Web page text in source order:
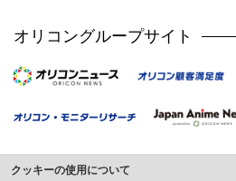
オリコングループサイト
クッキーの使用について